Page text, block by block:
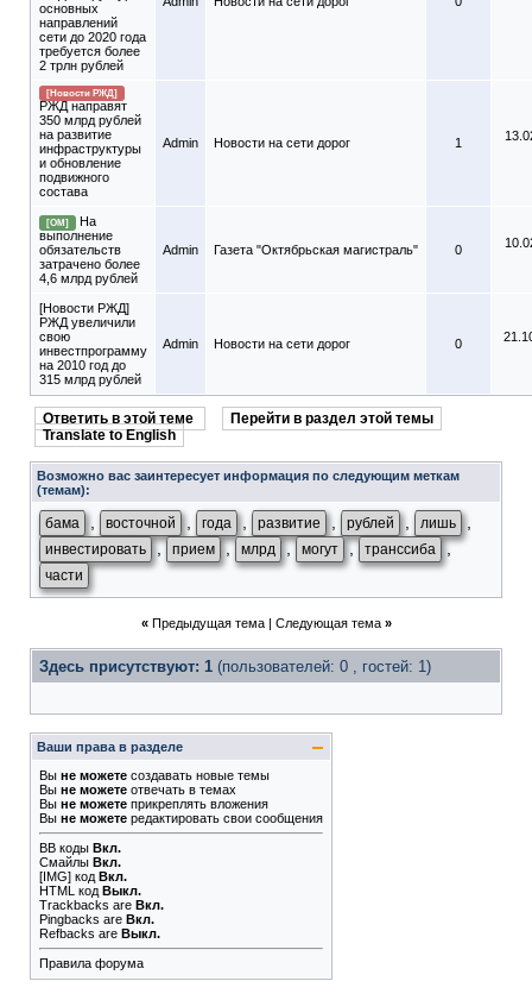
основных
направлений
сети до 2020 года
требуется более
2 трлн рублей
[Новости РЖД]
РЖД направят
350 млрд рублей
на развитие
инфраструктуры
и обновление
подвижного
состава
Admin Новости на сети дорог 1
[ОМ]
На
выполнение
обязательств
затрачено более
4,6 млрд рублей
Admin Газета "Октябрьская магистраль" 0
[Новости РЖД]
РЖД увеличили
свою
инвестпрограмму
на 2010 год до
315 млрд рублей
Admin Новости на сети дорог 0
Ответить в этой теме
Перейти в раздел этой темы
Translate to English
Возможно вас заинтересует информация по следующим меткам
(темам):
бама восточной года развитие рублей лишь
инвестировать , прием , млрд , могут , транссиба ,
части
« Предыдущая тема| Следующая тема »
Здесь присутствуют: 1 (пользователей: 0 , гостей: 1)
Ваши права в разделе
Вы не можете создавать новые темы
Вы не можете отвечать в темах
Вы не можете прикреплять вложения
Вы не можете редактировать свои сообщения
BB коды Вкл.
Смайлы Вкл.
[IMG] код Вкл.
HTML код Выкл.
Trackbacks are Вкл.
Pingbacks are Вкл.
Refbacks are Выкл.
Правила форума